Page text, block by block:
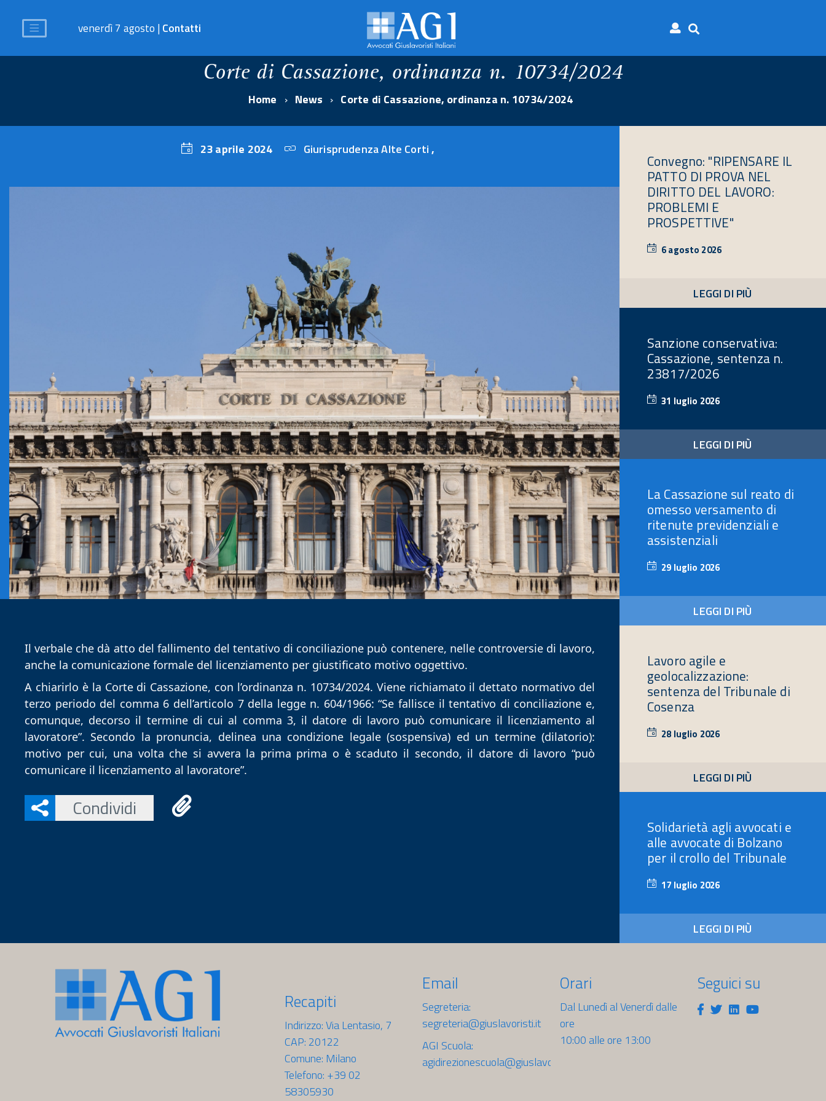
venerdì 7 agosto | Contatti
Corte di Cassazione, ordinanza n. 10734/2024
Home News Corte di Cassazione, ordinanza n. 10734/2024
23 aprile 2024
23
2024
Giurisprudenza Alte Corti,
Il verbale che dà atto del fallimento del tentativo di conciliazione può contenere, nelle controversie di lavoro,
anche la comunicazione formale del licenziamento per giustificato motivo oggettivo.
A chiarirlo è la Corte di Cassazione, con l’ordinanza n. 10734/2024. Viene richiamato il dettato normativo del
terzo periodo del comma 6 dell’articolo 7 della legge n. 604/1966: “Se fallisce il tentativo di conciliazione e,
comunque, decorso il termine di cui al comma 3, il datore di lavoro può comunicare il licenziamento al
lavoratore”. Secondo la pronuncia, delinea una condizione legale (sospensiva) ed un termine (dilatorio):
motivo per cui, una volta che si avvera la prima prima o è scaduto il secondo, il datore di lavoro “può
comunicare il licenziamento al lavoratore”.
Condividi
Convegno: "RIPENSARE IL
PATTO DI PROVA NEL
DIRITTO DEL LAVORO:
PROBLEMI E
PROSPETTIVE"
6 agosto 2026
LEGGI DI PIÙ
Sanzione conservativa:
Cassazione, sentenza n.
23817/2026
31 luglio 2026
2026
LEGGI DI PIÙ
La Cassazione sul reato di
omesso versamento di
ritenute previdenziali e
assistenziali
29 luglio 2026
2026
LEGGI DI PIÙ
Lavoro agile e
geolocalizzazione:
sentenza del Tribunale di
Cosenza
28 luglio 2026
LEGGI DI PIÙ
Solidarietà agli avvocati e
alle avvocate di Bolzano
per il crollo del Tribunale
17 luglio 2026
2026
LEGGI DI PIÙ
Recapiti
Indirizzo: Via Lentasio, 7
CAP: 20122
Comune: Milano
Telefono: +39 02
58305930
Email
Segreteria:
segreteria@giuslavoristi.it
AGI Scuola:
agidirezionescuola@giuslavoristi.it
Orari
Dal Lunedì al Venerdì dalle
ore
10:00 alle ore 13:00
Seguici su
Facebook
Twitter
LinkedinYoutube